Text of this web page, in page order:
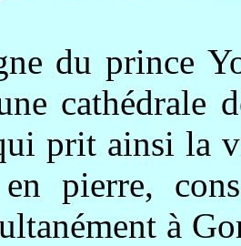
du prince
cathédrale
prit ainsi la
en pierre,
à